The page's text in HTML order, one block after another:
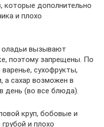
которые дополнительно
и плохо
оладьи вызывают
поэтому запрещены. По
сухофрукты,
а сахар возможен в
день (во все блюда).
круп, бобовые и
и плохо